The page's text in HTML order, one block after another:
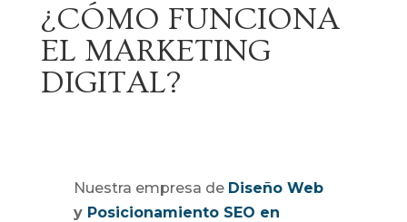
¿CÓMO FUNCIONA
EL MARKETING
DIGITAL?
Nuestra empresa de Diseño Web
y Posicionamiento SEO en